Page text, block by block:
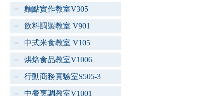
麵點實作教室V305
飲料調製教室 V901
中式米食教室 V105
烘焙食品教室V1006
行動商務實驗室S505-3
中餐烹調教室V1001